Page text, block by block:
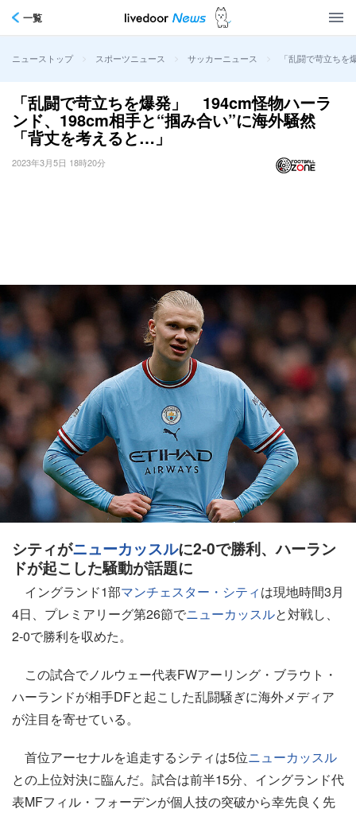
一覧
ニューストップ > スポーツニュース > サッカーニュース > 「乱闘で苛立ち
「乱闘で苛立ちを爆発」 194cm怪物ハーラ
ンド、198cm相手と“掴み合い”に海外騒然
「背丈を考えると…」
2023年3月5日 18時20分
シティがニューカッスルに2-0で勝利、ハーラン
ドが起こした騒動が話題に
イングランド1部マンチェスター・シティは現地時間3月
4日、プレミアリーグ第26節でニューカッスルと対戦し、
2-0で勝利を収めた。
この試合でノルウェー代表FWアーリング・ブラウト・
ハーランドが相手DFと起こした乱闘騒ぎに海外メディア
が注目を寄せている。
首位アーセナルを追走するシティは5位ニューカッスル
との上位対決に臨んだ。試合は前半15分、イングランド代
表MFフィル・フォーデンが個人技の突破から幸先良く先